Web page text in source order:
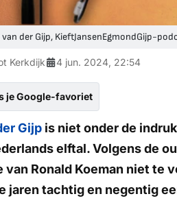
van der Gijp, KieftJansenEgmondGijp-
Kerkdijk 4 jun. 2024, 22:54
je Google-favoriet
Gijp is niet onder de
elftal. Volgens de
van Ronald Koeman niet te
jaren tachtig en negentig